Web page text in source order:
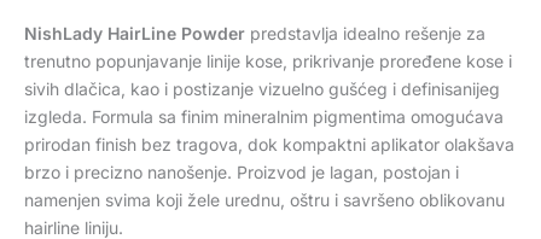
NishLady HairLine Powder predstavlja idealno rešenje za
trenutno popunjavanje linije kose, prikrivanje proređene kose i
sivih dlačica, kao i postizanje vizuelno gušćeg i definisanijeg
izgleda. Formula sa finim mineralnim pigmentima omogućava
prirodan finish bez tragova, dok kompaktni aplikator olakšava
brzo i precizno nanošenje. Proizvod je lagan, postojan i
namenjen svima koji žele urednu, oštru i savršeno oblikovanu
hairline liniju.